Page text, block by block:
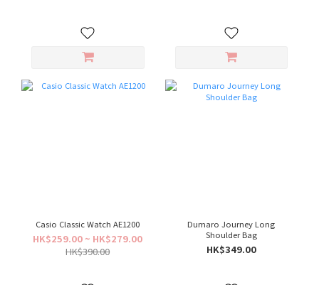
Casio Classic Watch AE1200
HK$259.00 ~ HK$279.00
HK$390.00
Dumaro Journey Long
Shoulder Bag
HK$349.00